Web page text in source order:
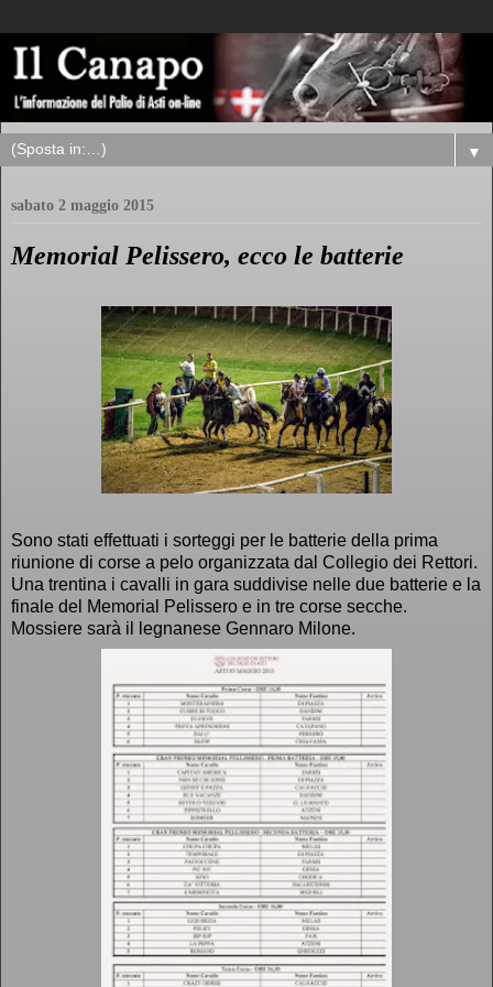
▼
sabato 2 maggio 2015
Memorial Pelissero, ecco le batterie
Sono stati effettuati i sorteggi per le batterie della prima
riunione di corse a pelo organizzata dal Collegio dei Rettori.
Una trentina i cavalli in gara suddivise nelle due batterie e la
finale del Memorial Pelissero e in tre corse secche.
Mossiere sarà il legnanese Gennaro Milone.